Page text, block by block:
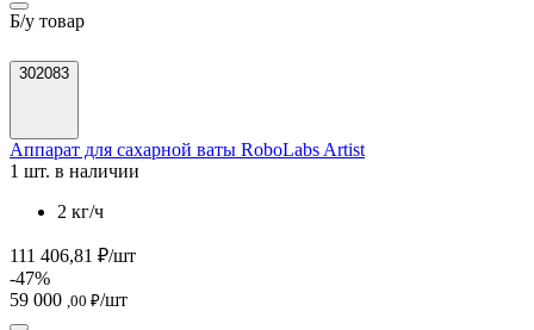
Б/у товар
302083
Аппарат для сахарной ваты RoboLabs Artist
1 шт. в наличии
2 кг/ч
111 406,81 ₽/шт
-47%
59 000 ,00 ₽/шт